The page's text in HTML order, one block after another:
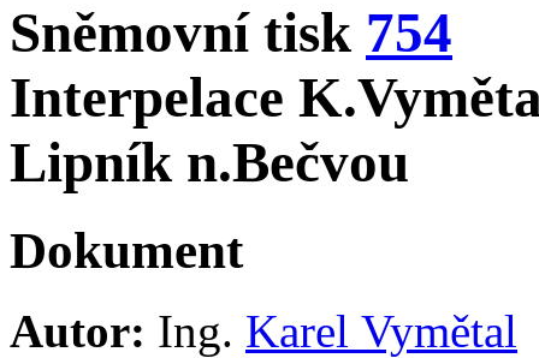
Sněmovní tisk 754
Interpelace
Lipník n.Bečvou
Dokument
Autor: Ing. Karel Vymětal